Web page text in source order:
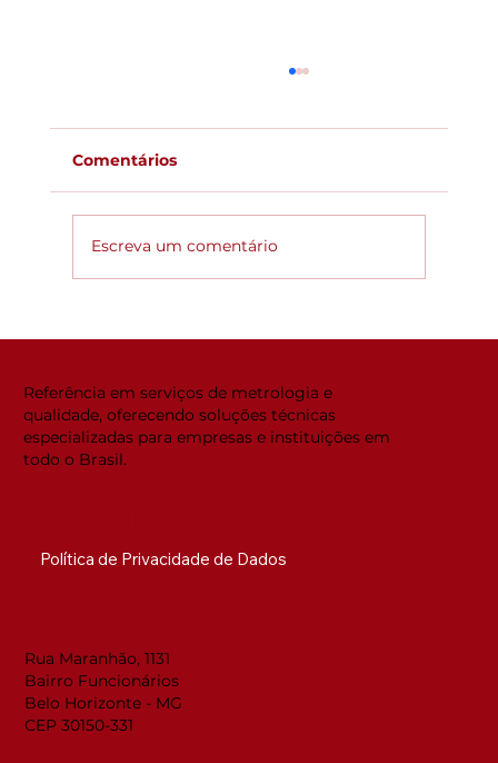
Comentários
Escreva um comentário
Referência em serviços de metrologia e
qualidade, oferecendo soluções técnicas
especializadas para empresas e instituições em
todo o Brasil.
Política de Privacidade de Dados
Rua Maranhão, 1131
Bairro Funcionários
Belo Horizonte - MG
CEP 30150-331